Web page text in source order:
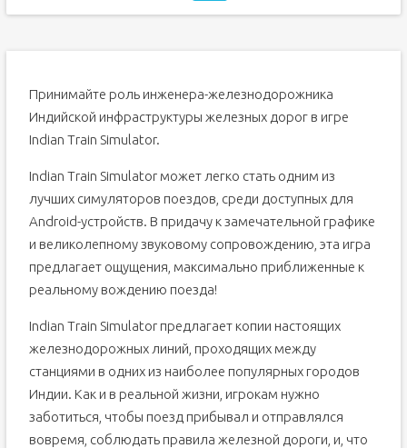
Принимайте роль инженера-железнодорожника
Индийской инфраструктуры железных дорог в игре
Indian Train Simulator.
Indian Train Simulator может легко стать одним из
лучших симуляторов поездов, среди доступных для
Android-устройств. В придачу к замечательной графике
и великолепному звуковому сопровождению, эта игра
предлагает ощущения, максимально приближенные к
реальному вождению поезда!
Indian Train Simulator предлагает копии настоящих
железнодорожных линий, проходящих между
станциями в одних из наиболее популярных городов
Индии. Как и в реальной жизни, игрокам нужно
заботиться, чтобы поезд прибывал и отправлялся
вовремя, соблюдать правила железной дороги, и, что